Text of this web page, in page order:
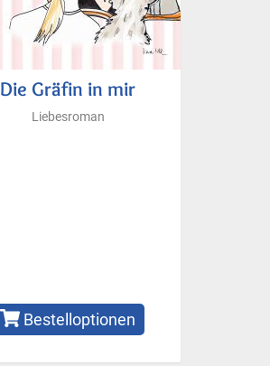
Die Gräfin in mir
Liebesroman
Bestelloptionen